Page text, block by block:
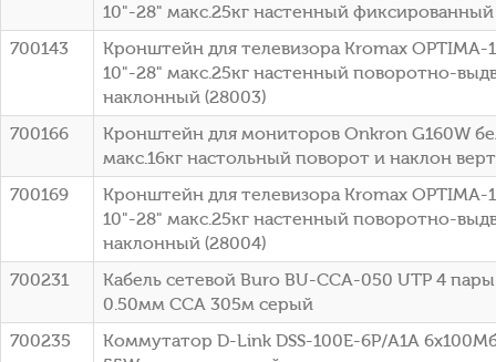
10"-28" макс.25кг настенный фиксированный
700143
Кронштейн для телевизора Kromax OPTIMA-
10"-28" макс.25кг настенный поворотно-
наклонный (28003)
700166
Кронштейн для мониторов Onkron G160W
макс.16кг настольный поворот и наклон
700169
Кронштейн для телевизора Kromax OPTIMA-
10"-28" макс.25кг настенный поворотно-
наклонный (28004)
700231
Кабель сетевой Buro BU-CCA-050 UTP 4
0.50мм CCA 305м серый
700235
Коммутатор D-Link DSS-100E-6P/A1A